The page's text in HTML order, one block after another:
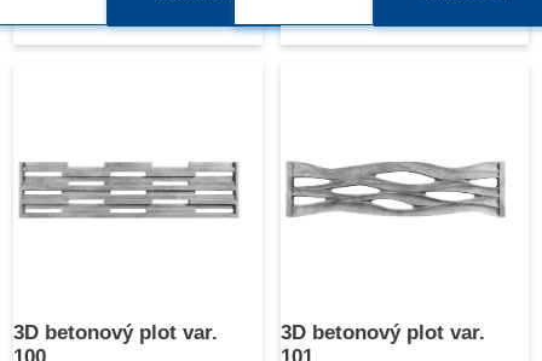
3D betonový plot var.
3D betonový plot var.